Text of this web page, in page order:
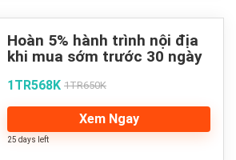
Hoàn 5% hành trình nội địa
khi mua sớm trước 30 ngày
1TR568K 1TR650K
Xem Ngay
25 days left